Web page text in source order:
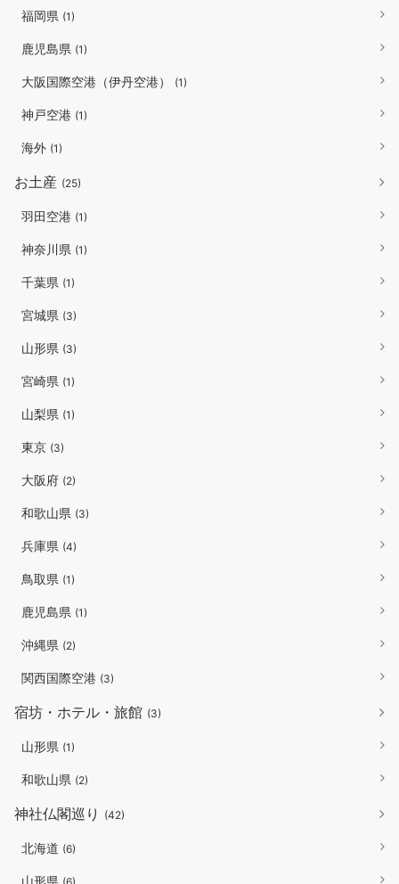
福岡県 (1)
鹿児島県 (1)
大阪国際空港（伊丹空港） (1)
神戸空港 (1)
海外 (1)
お土産 (25)
羽田空港 (1)
神奈川県 (1)
千葉県 (1)
宮城県 (3)
山形県 (3)
宮崎県 (1)
山梨県 (1)
東京 (3)
大阪府 (2)
和歌山県 (3)
兵庫県 (4)
鳥取県 (1)
鹿児島県 (1)
沖縄県 (2)
関西国際空港 (3)
宿坊・ホテル・旅館 (3)
山形県 (1)
和歌山県 (2)
神社仏閣巡り (42)
北海道 (6)
山形県